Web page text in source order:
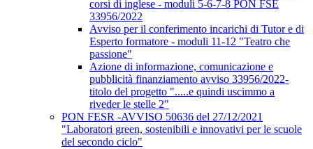
corsi di inglese - moduli 5-6-7-8 PON FSE
33956/2022
Avviso per il conferimento incarichi di Tutor e di
Esperto formatore - moduli 11-12 "Teatro che
passione"
Azione di informazione, comunicazione e
pubblicità finanziamento avviso 33956/2022-
titolo del progetto ".....e quindi uscimmo a
riveder le stelle 2"
PON FESR -AVVISO 50636 del 27/12/2021
"Laboratori green, sostenibili e innovativi per le scuole
del secondo ciclo"